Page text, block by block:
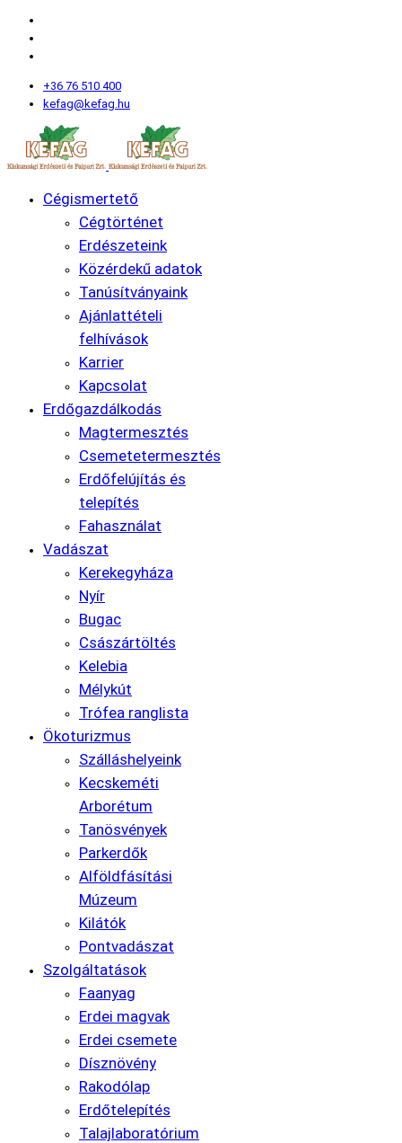
+36 76 510 400
kefag@kefag.hu
Cégismertető
Cégtörténet
Erdészeteink
Közérdekű adatok
Tanúsítványaink
Ajánlattételi
felhívások
Karrier
Kapcsolat
Erdőgazdálkodás
Magtermesztés
Csemetetermesztés
Erdőfelújítás és
telepítés
Fahasználat
Vadászat
Kerekegyháza
Nyír
Bugac
Császártöltés
Kelebia
Mélykút
Trófea ranglista
Ökoturizmus
Szálláshelyeink
Kecskeméti
Arborétum
Tanösvények
Parkerdők
Alföldfásítási
Múzeum
Kilátók
Pontvadászat
Szolgáltatások
Faanyag
Erdei magvak
Erdei csemete
Dísznövény
Rakodólap
Erdőtelepítés
Talajlaboratórium